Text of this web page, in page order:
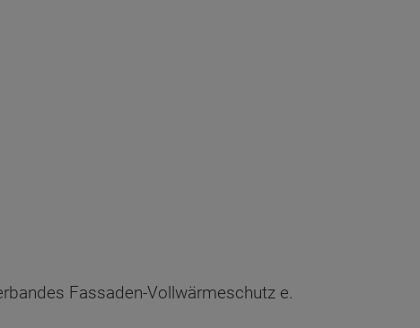
Fassaden-Vollwärmeschutz e.